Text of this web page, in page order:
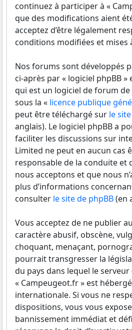
continuez à participer à «
que des modifications aient
acceptez d’être légalement
conditions modifiées et mises
Nos forums sont développés
ci-après par « logiciel phpBB »
qui est un logiciel de forum
sous la « licence publique
peut être téléchargé sur le
anglais). Le logiciel phpBB a
faciliter les discussions sur
Limited ne peut en aucun cas
responsable de la conduite et
nous acceptons et que nous
plus d’informations
consulter le site de phpBB(en
Vous acceptez de ne publier
caractère abusif, obscène,
choquant, menaçant,
pourrait transgresser la
du pays dans lequel le serveur
« Campeugeot.fr » est
internationale. Si vous ne
dispositions, vous vous
bannissement immédiat et